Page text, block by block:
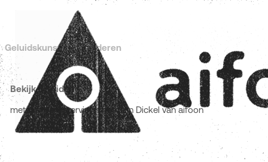
Geluidskunst in Vlaanderen
Bekijk de video
met o.a. een interview met Stijn Dickel van aifoon